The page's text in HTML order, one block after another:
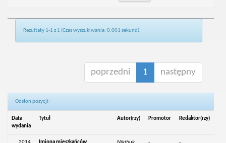
Rezultaty 1-1 z 1 (Czas wyszukiwania: 0.001 sekund).
poprzedni 1 następny
Odsłon pozycji:
Data
wydania
Tytuł Autor(rzy) Promotor Redaktor(rzy)